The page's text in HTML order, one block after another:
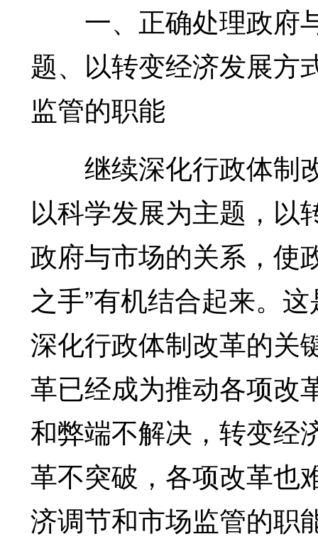
一、正确处理政府
题、以转变经济发展方
监管的职能
继续深化行政体制
以科学发展为主题，以
政府与市场的关系，使
之手”有机结合起来。
深化行政体制改革的关
革已经成为推动各项改
和弊端不解决，转变经
革不突破，各项改革也
济调节和市场监管的职